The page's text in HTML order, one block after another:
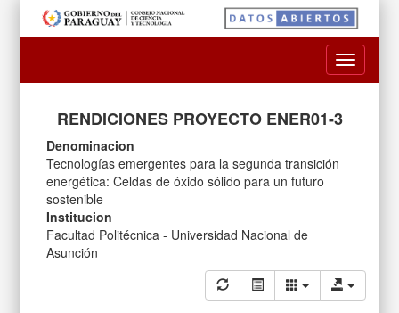
Toggle
RENDICIONES PROYECTO ENER01-3
Denominacion
Tecnologías emergentes para la segunda transición
energética: Celdas de óxido sólido para un futuro
sostenible
Institucion
Facultad Politécnica - Universidad Nacional de
Asunción